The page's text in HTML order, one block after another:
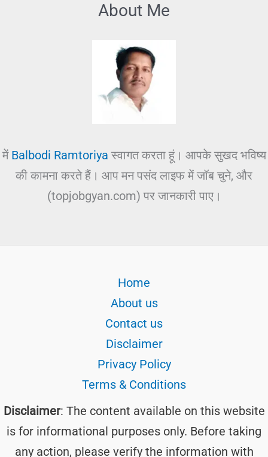
About Me
में Balbodi Ramtoriya स्वागत करता हूं। आपके सुखद भविष्य
की कामना करते हैं। आप मन पसंद लाइफ में जॉब चुने, और
(topjobgyan.com) पर जानकारी पाए।
Home
About us
Contact us
Disclaimer
Privacy Policy
Terms & Conditions
Disclaimer: The content available on this website
is for informational purposes only. Before taking
any action, please verify the information with